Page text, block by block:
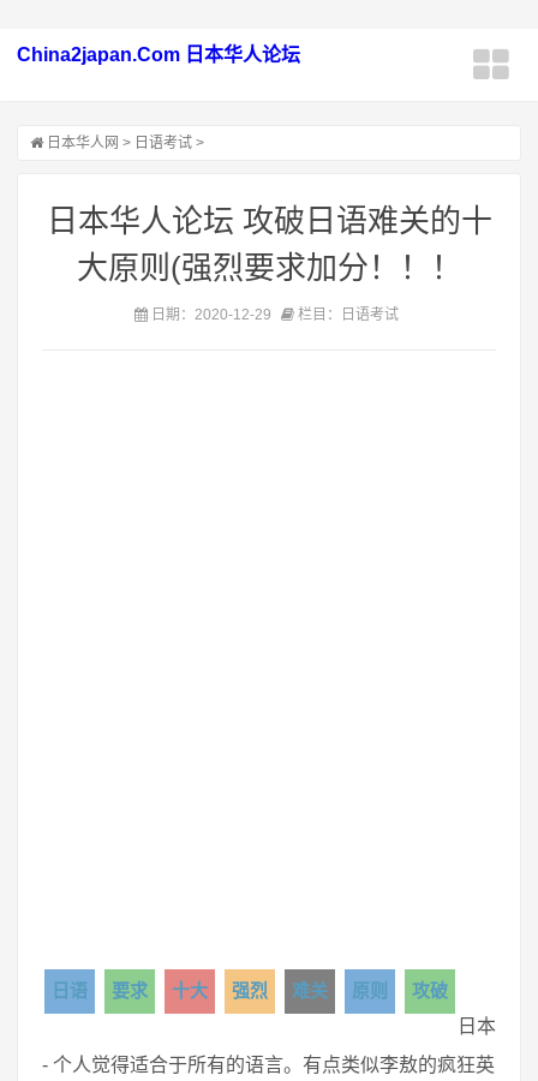
China2japan.Com 日本华人论坛
日本华人网 > 日语考试 >
日本华人论坛 攻破日语难关的十
大原则(强烈要求加分！！！
日期：2020-12-29 栏目：日语考试
日语 要求 十大 强烈 难关 原则
攻破
日本
- 个人觉得适合于所有的语言。有点类似李敖的疯狂英